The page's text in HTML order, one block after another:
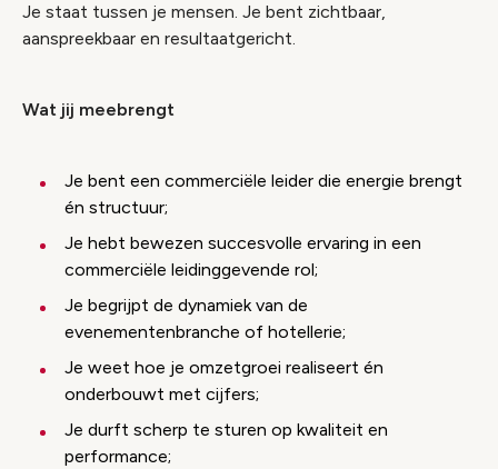
Je staat tussen je mensen. Je bent zichtbaar,
aanspreekbaar en resultaatgericht.
Wat jij meebrengt
Je bent een commerciële leider die energie brengt
én structuur;
Je hebt bewezen succesvolle ervaring in een
commerciële leidinggevende rol;
Je begrijpt de dynamiek van de
evenementenbranche of hotellerie;
Je weet hoe je omzetgroei realiseert én
onderbouwt met cijfers;
Je durft scherp te sturen op kwaliteit en
performance;